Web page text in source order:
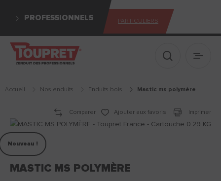
PROFESSIONNELS PARTICULIERS
Afficher le
Accueil Nos enduits enduits bois mastic ms polymère
Comparer Ajouter aux favoris Imprimer
Nouveau !
MASTIC MS POLYMÈRE